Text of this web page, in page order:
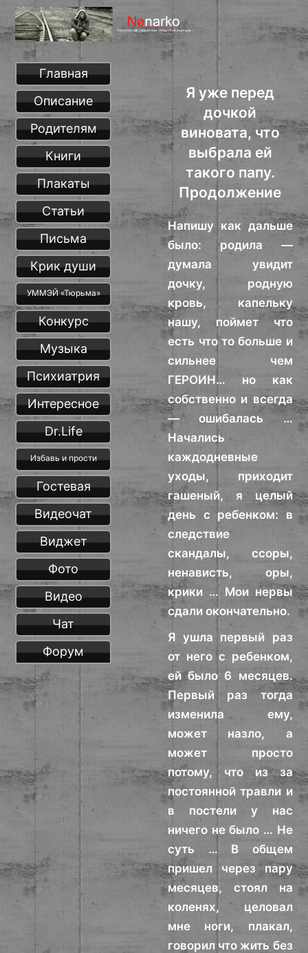
Я уже перед
дочкой
виновата, что
выбрала ей
такого папу.
Продолжение
Напишу как дальше
было: родила —
думала увидит
дочку, родную
кровь, капельку
нашу, поймет что
есть что то больше и
сильнее чем
ГЕРОИН… но как
собственно и всегда
— ошибалась …
Начались
каждодневные
уходы, приходит
гашеный, я целый
день с ребенком: в
следствие
скандалы, ссоры,
ненависть, оры,
крики … Мои нервы
сдали окончательно.
Я ушла первый раз
от него с ребенком,
ей было 6 месяцев.
Первый раз тогда
изменила ему,
может назло, а
может просто
потому, что из за
постоянной травли и
в постели у нас
ничего не было … Не
суть … В общем
пришел через пару
месяцев, стоял на
коленях, целовал
мне ноги, плакал,
говорил что жить без
Главная
Описание
Родителям
Книги
Плакаты
Статьи
Письма
Крик души
УММЭЙ «Тюрьма»
Конкурс
Музыка
Психиатрия
Интересное
Dr.Life
Избавь и прости
Гостевая
Видеочат
Виджет
Фото
Видео
Чат
Форум